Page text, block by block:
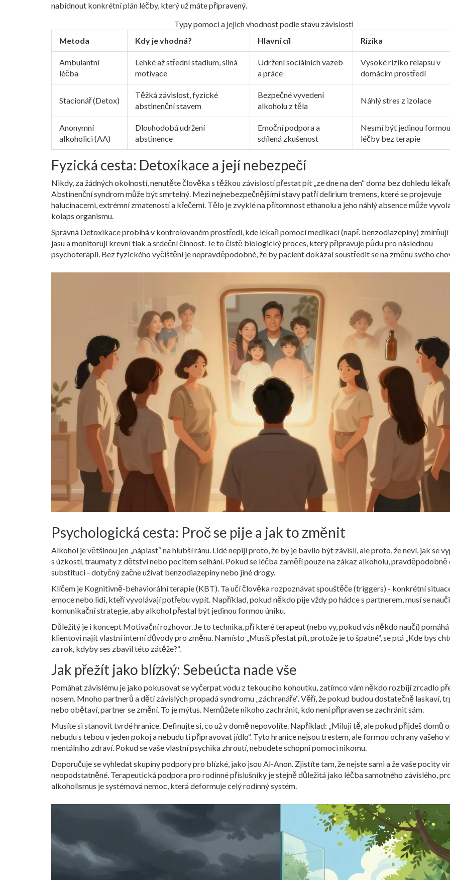
nabídnout konkrétní plán léčby, který už máte připravený.
Typy pomoci a jejich vhodnost podle stavu závislosti
Metoda
Kdy je vhodná? Hlavní cíl Rizika
Ambulantní
léčba
Lehké až střední stadium, silná
motivace
Udržení sociálních vazeb
a práce
Vysoké riziko relapsu v
domácím prostředí
Stacionář (Detox)
Těžká závislost, fyzické
abstinenční stavem
Bezpečné vyvedení
alkoholu z těla
Náhlý stres z izolace
Anonymní
alkoholici (AA)
Dlouhodobá udržení
abstinence
Emoční podpora a
sdílená zkušenost
Nesmí být jedinou formou
léčby bez terapie
Fyzická cesta: Detoxikace a její nebezpečí
Nikdy, za žádných okolností, nenutěte člověka s těžkou závislostí přestat pít „ze dne na den“ doma bez dohledu
Abstinenční syndrommůže být smrtelný. Mezi nejnebezpečnějšími stavy patřídelirium tremens, které se projevuje
halucinacemi, extrémní zmateností a křečemi. Tělo je zvyklé na přítomnost ethanolu a jeho náhlý absence může
kolaps organismu.
Správná Detoxikaceprobíhá v kontrolovaném prostředí, kde lékaři pomocí medikací (např. benzodiazepiny)
jasu a monitorují krevní tlak a srdeční činnost. Je to čistě biologický proces, který připravuje půdu pro následnou
psychoterapii. Bez fyzického vyčištění je nepravděpodobné, že by pacient dokázal soustředit se na změnu svého
Psychologická cesta: Proč se pije a jak to změnit
Alkohol je většinou jen „náplast“ na hlubší ránu. Lidé nepijí proto, že by je bavilo být závislí, ale proto, že neví, jak se
s úzkostí, traumaty z dětství nebo pocitem selhání. Pokud se léčba zaměří pouze na zákaz alkoholu, pravděpodobně
substituci - dotyčný začne užívat benzodiazepiny nebo jiné drogy.
Klíčem je Kognitivně-behaviorální terapie(KBT). Ta učí člověka rozpoznávat spouštěče (triggers) - konkrétní
emoce nebo lidi, kteří vyvolávají potřebu vypít. Například, pokud někdo pije vždy po hádce s partnerem, musí se
komunikační strategie, aby alkohol přestal být jedinou formou úniku.
Důležitý je i koncept Motivační rozhovor. Je to technika, při které terapeut (nebo vy, pokud vás někdo naučí) pomáhá
klientovi najít vlastní interní důvody pro změnu. Namísto „Musíš přestat pít, protože je to špatné“, se ptá „Kde bys
za rok, kdyby ses zbavil této zátěže?“.
Jak přežít jako blízký: Sebeúcta nade vše
Pomáhat závislému je jako pokusovat se vyčerpat vodu z tekoucího kohoutku, zatímco vám někdo rozbíjí zrcadlo
nosem. Mnoho partnerů a dětí závislých propadá syndromu „záchranáře“. Věří, že pokud budou dostatečně laskaví,
nebo obětaví, partner se změní. To je mýtus. Nemůžete nikoho zachránit, kdo není připraven se zachránit sám.
Musíte si stanovit tvrdé hranice. Definujte si, co už v domě nepovolíte. Například: „Miluji tě, ale pokud přijdeš domů
nebudu s tebou v jeden pokoj a nebudu ti připravovat jídlo“. Tyto hranice nejsou trestem, ale formou ochrany vašeho
mentálního zdraví. Pokud se vaše vlastní psychika zhroutí, nebudete schopni pomoci nikomu.
Doporučuje se vyhledat skupiny podpory pro blízké, jako jsouAl-Anon. Zjistíte tam, že nejste sami a že vaše pocity
neopodstatněné. Terapeutická podpora pro rodinné příslušníky je stejně důležitá jako léčba samotného závislého,
alkoholismus je systémová nemoc, která deformuje celý rodinný systém.